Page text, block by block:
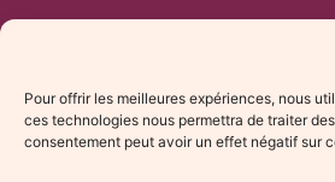
Pour offrir les meilleures expériences, nous
ces technologies nous permettra de traiter
consentement peut avoir un effet négatif sur